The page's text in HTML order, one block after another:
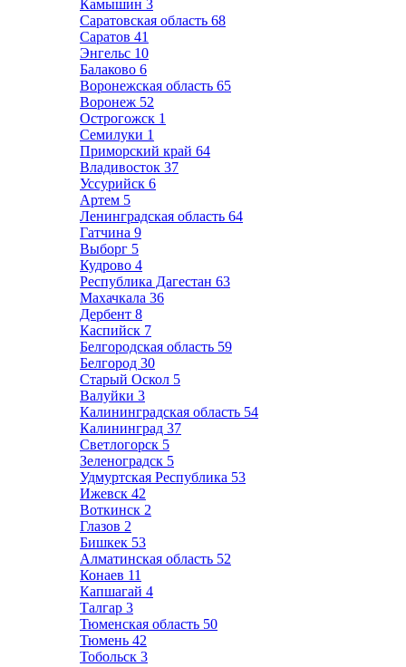
Камышин 3
Саратовская область 68
Саратов 41
Энгельс 10
Балаково 6
Воронежская область 65
Воронеж 52
Острогожск 1
Семилуки 1
Приморский край 64
Владивосток 37
Уссурийск 6
Артем 5
Ленинградская область 64
Гатчина 9
Выборг 5
Кудрово 4
Республика Дагестан 63
Махачкала 36
Дербент 8
Каспийск 7
Белгородская область 59
Белгород 30
Старый Оскол 5
Валуйки 3
Калининградская область 54
Калининград 37
Светлогорск 5
Зеленоградск 5
Удмуртская Республика 53
Ижевск 42
Воткинск 2
Глазов 2
Бишкек 53
Алматинская область 52
Конаев 11
Капшагай 4
Талгар 3
Тюменская область 50
Тюмень 42
Тобольск 3